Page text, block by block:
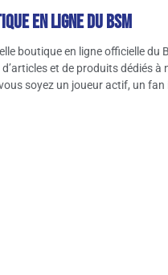
en ligne du BSM
boutique en ligne officielle du
et de produits dédiés
soyez un joueur actif, un